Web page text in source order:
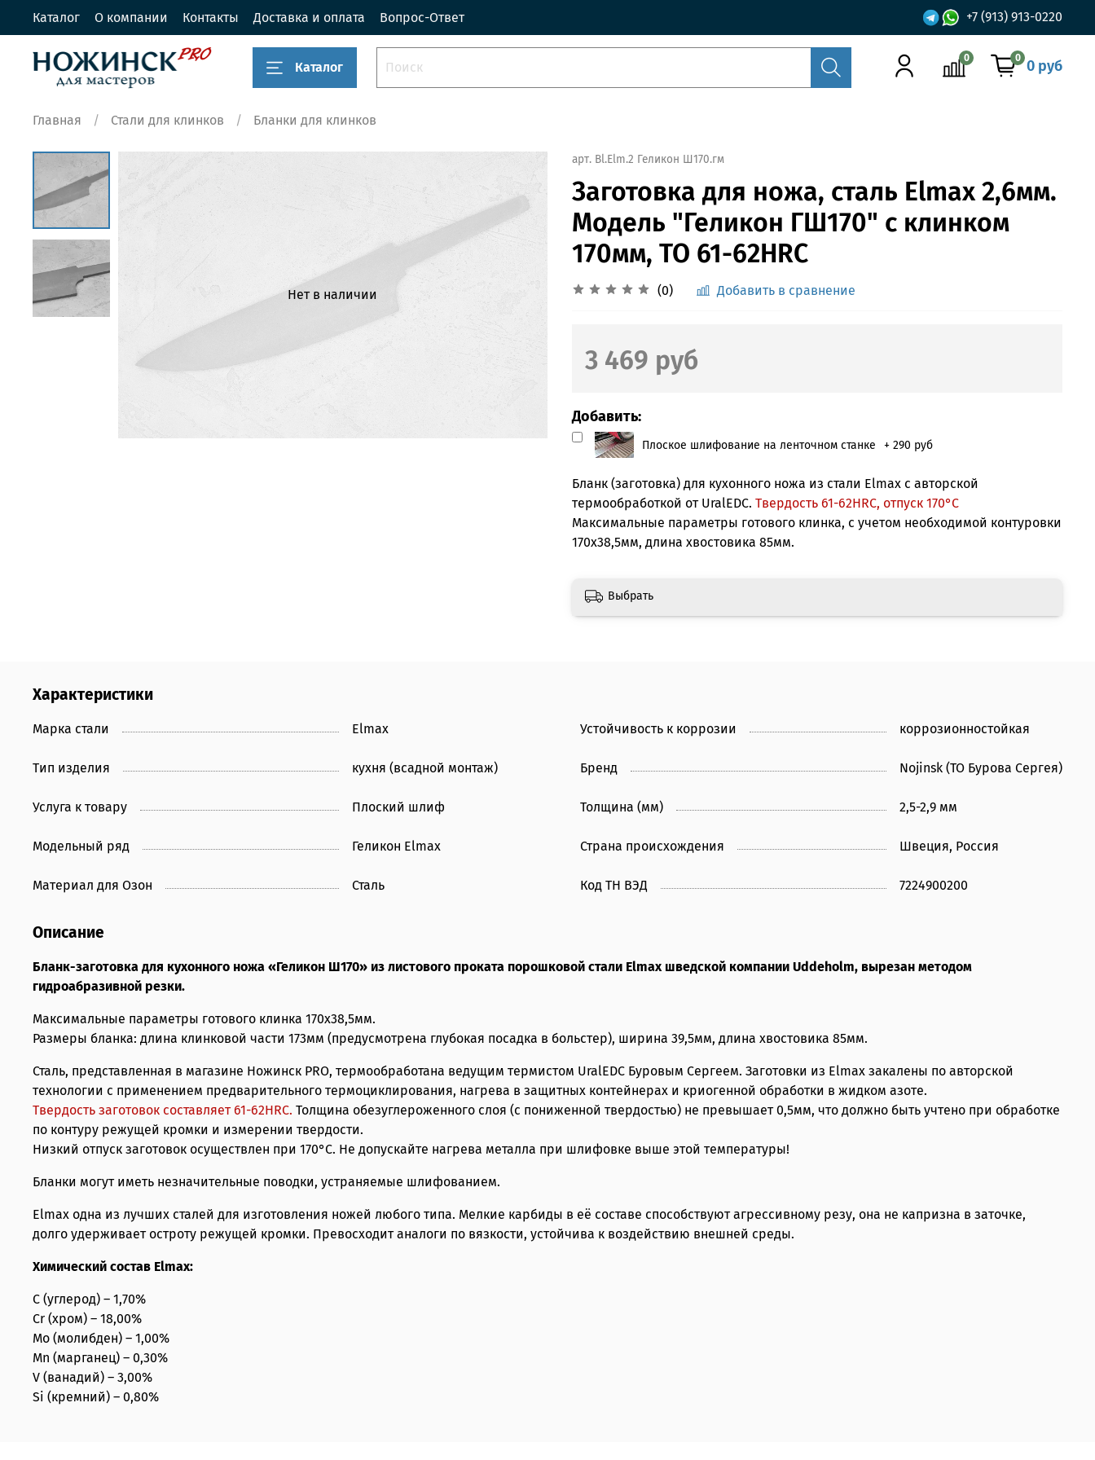
Каталог О компании Контакты Доставка и оплата Вопрос-Ответ +7 (913) 913-0220
Каталог
0 0 0 руб
Главная Стали для клинков Бланки для клинков
Нет в наличии
арт. Bl.Elm.2 Геликон Ш170.гм
Заготовка для ножа, сталь Elmax 2,6мм.
Модель "Геликон ГШ170" с клинком
170мм, ТО 61-62HRC
(0) Добавить в сравнение
3 469 руб
Добавить:
Плоское шлифование на ленточном станке + 290 руб
Бланк (заготовка) для кухонного ножа из стали Elmax с авторской
термообработкой от UralEDC. Твердость 61-62HRC, отпуск 170°С
Максимальные параметры готового клинка, с учетом необходимой контуровки
170х38,5мм, длина хвостовика 85мм.
Выбрать
Характеристики
Марка стали Elmax Устойчивость к коррозии коррозионностойкая
Тип изделия кухня (всадной монтаж) Бренд Nojinsk (ТО Бурова Сергея)
Услуга к товару Плоский шлиф Толщина (мм) 2,5-2,9 мм
Модельный ряд Геликон Elmax Страна происхождения Швеция, Россия
Материал для Озон Сталь Код ТН ВЭД 7224900200
Описание
Бланк-заготовка для кухонного ножа «Геликон Ш170» из листового проката порошковой стали Elmax шведской компании Uddeholm, вырезан методом
гидроабразивной резки.
Максимальные параметры готового клинка 170х38,5мм.
Размеры бланка: длина клинковой части 173мм (предусмотрена глубокая посадка в больстер), ширина 39,5мм, длина хвостовика 85мм.
Сталь, представленная в магазине Ножинск PRO, термообработана ведущим термистом UralEDC Буровым Сергеем. Заготовки из Elmax закалены по авторской
технологии с применением предварительного термоциклирования, нагрева в защитных контейнерах и криогенной обработки в жидком азоте.
Твердость заготовок составляет 61-62HRС. Толщина обезуглероженного слоя (с пониженной твердостью) не превышает 0,5мм, что должно быть учтено при обработке
по контуру режущей кромки и измерении твердости.
Низкий отпуск заготовок осуществлен при 170°С. Не допускайте нагрева металла при шлифовке выше этой температуры!
Бланки могут иметь незначительные поводки, устраняемые шлифованием.
Elmax одна из лучших сталей для изготовления ножей любого типа. Мелкие карбиды в её составе способствуют агрессивному резу, она не капризна в заточке,
долго удерживает остроту режущей кромки. Превосходит аналоги по вязкости, устойчива к воздействию внешней среды.
Химический состав Elmax:
C (углерод) – 1,70%
Cr (хром) – 18,00%
Mo (молибден) – 1,00%
Mn (марганец) – 0,30%
V (ванадий) – 3,00%
Si (кремний) – 0,80%